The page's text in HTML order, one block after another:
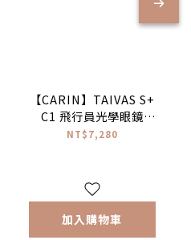
【CARIN】TAIVAS S+
C1 飛行員光學眼鏡
♦(黑)
NT$7,280
加入購物車